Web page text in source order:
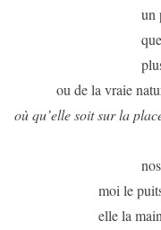
un
ou de la vraie
où qu’elle soit sur la
moi le
elle la